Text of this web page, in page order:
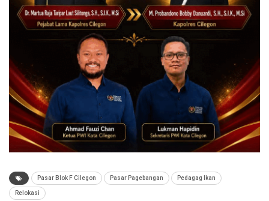
Pasar Blok F Cilegon Pasar Pagebangan Pedagag Ikan
Relokasi